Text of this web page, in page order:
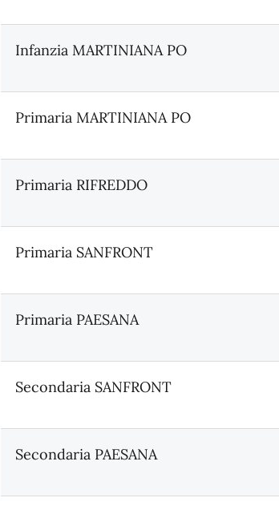
Infanzia MARTINIANA PO
Primaria MARTINIANA PO
Primaria RIFREDDO
Primaria SANFRONT
Primaria PAESANA
Secondaria SANFRONT
Secondaria PAESANA